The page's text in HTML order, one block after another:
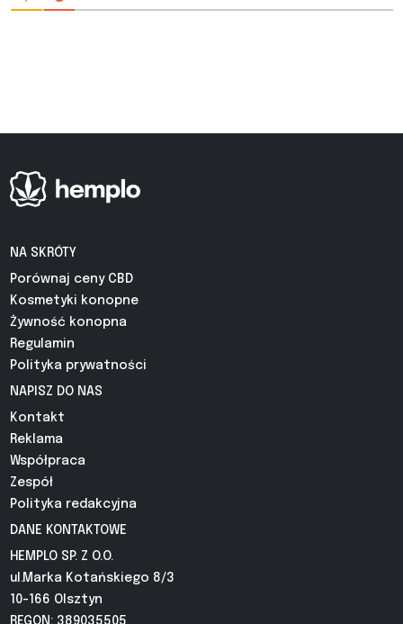
NA SKRÓTY
Porównaj ceny CBD
Kosmetyki konopne
Żywność konopna
Regulamin
Polityka prywatności
NAPISZ DO NAS
Kontakt
Reklama
Współpraca
Zespół
Polityka redakcyjna
DANE KONTAKTOWE
HEMPLO SP. Z O.O.
ul.Marka Kotańskiego 8/3
10-166 Olsztyn